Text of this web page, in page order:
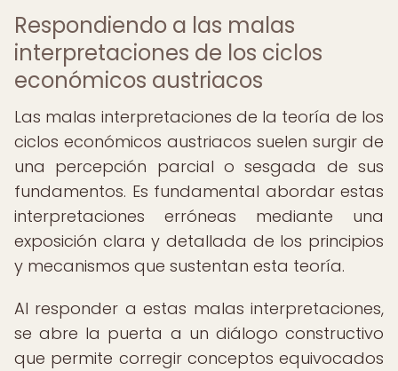
Respondiendo a las malas
interpretaciones de los ciclos
económicos austriacos
Las malas interpretaciones de la teoría de los
ciclos económicos austriacos suelen surgir de
una percepción parcial o sesgada de sus
fundamentos. Es fundamental abordar estas
interpretaciones erróneas mediante una
exposición clara y detallada de los principios
y mecanismos que sustentan esta teoría.
Al responder a estas malas interpretaciones,
se abre la puerta a un diálogo constructivo
que permite corregir conceptos equivocados